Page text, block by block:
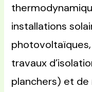
installations
photovoltaïques,
travaux
planchers) et de